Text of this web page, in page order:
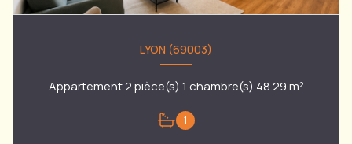
LYON (69003)
Appartement 2 pièce(s) 1 chambre(s) 48.29 m²
1